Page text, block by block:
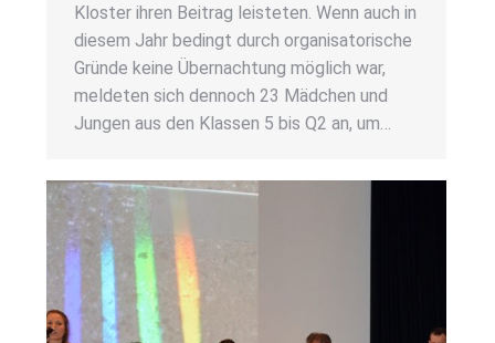
Klos­ter ihren Bei­trag leis­te­ten. Wenn auch in
die­sem Jahr bedingt durch orga­ni­sa­to­ri­sche
Grün­de kei­ne Über­nach­tung mög­lich war,
mel­de­ten sich den­noch 23 Mäd­chen und
Jun­gen aus den Klas­sen 5 bis Q2 an, um…